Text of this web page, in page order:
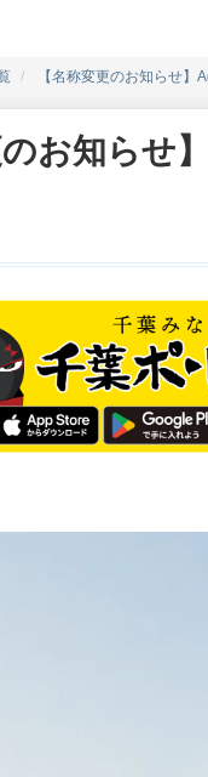
【名称変更のお知らせ
のお知ら